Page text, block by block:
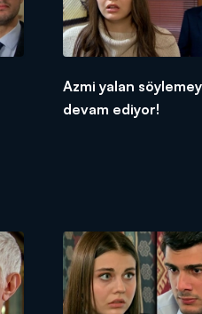
Azmi yalan
devam ediyor!